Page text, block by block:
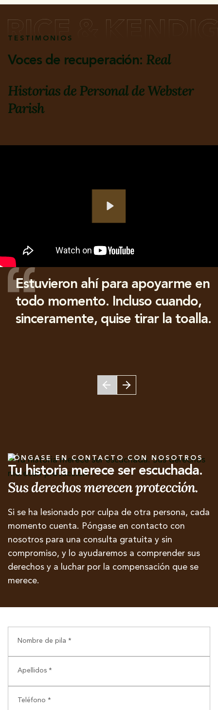
TESTIMONIOS
Voces de recuperación: Real
Historias dePersonal de Webster
Parish
Estuvieron ahí para apoyarme en
todo momento. Incluso cuando,
sinceramente, quise tirar la toalla.
PÓNGASE EN CONTACTO CON NOSOTROS
Tu historia merece ser escuchada.
Sus derechos merecen protección.
Si se ha lesionado por culpa de otra persona, cada
momento cuenta. Póngase en contacto con
nosotros para una consulta gratuita y sin
compromiso, y lo ayudaremos a comprender sus
derechos y a luchar por la compensación que se
merece.
Nombre de pila *
Apellidos *
Teléfono *